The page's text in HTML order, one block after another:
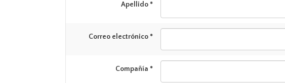
Apellido *
Correo electrónico *
Compañía *